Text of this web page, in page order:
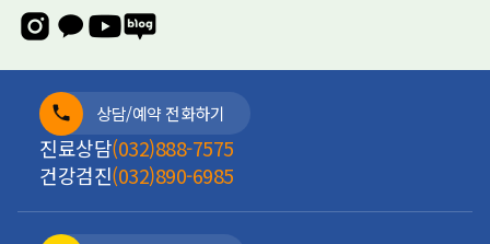
상담/예약 전화하기
진료상담(032)888-7575
건강검진(032)890-6985